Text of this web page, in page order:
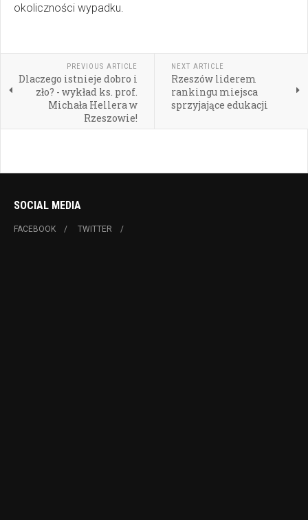
okoliczności wypadku.
PREVIOUS ARTICLE
Dlaczego istnieje dobro i
zło? - wykład ks. prof.
Michała Hellera w
Rzeszowie!
NEXT ARTICLE
Rzeszów liderem
rankingu miejsca
sprzyjające edukacji
SOCIAL MEDIA
FACEBOOK TWITTER